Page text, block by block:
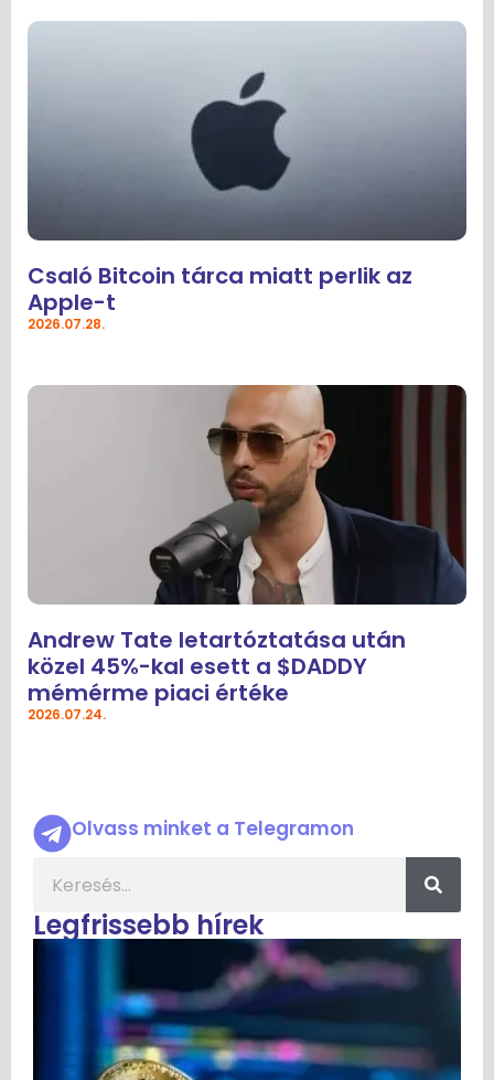
Csaló Bitcoin tárca miatt perlik az
Apple-t
2026.07.28.
Andrew Tate letartóztatása után
közel 45%-kal esett a $DADDY
mémérme piaci értéke
2026.07.24.
Olvass minket a Telegramon
Legfrissebb hírek